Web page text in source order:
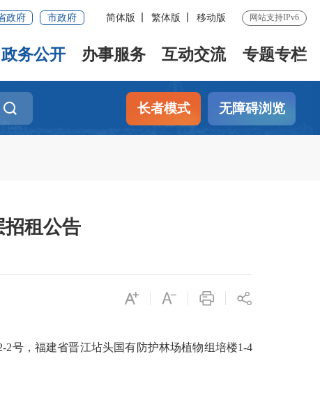
政府 市政府 简体版 繁体版 移动版 网站支持IPv6
政务公开 办事服务 互动交流 专题专栏
长者模式 无障碍浏览
招租公告
，福建省晋江坫头国有防护林场植物组培楼1-4